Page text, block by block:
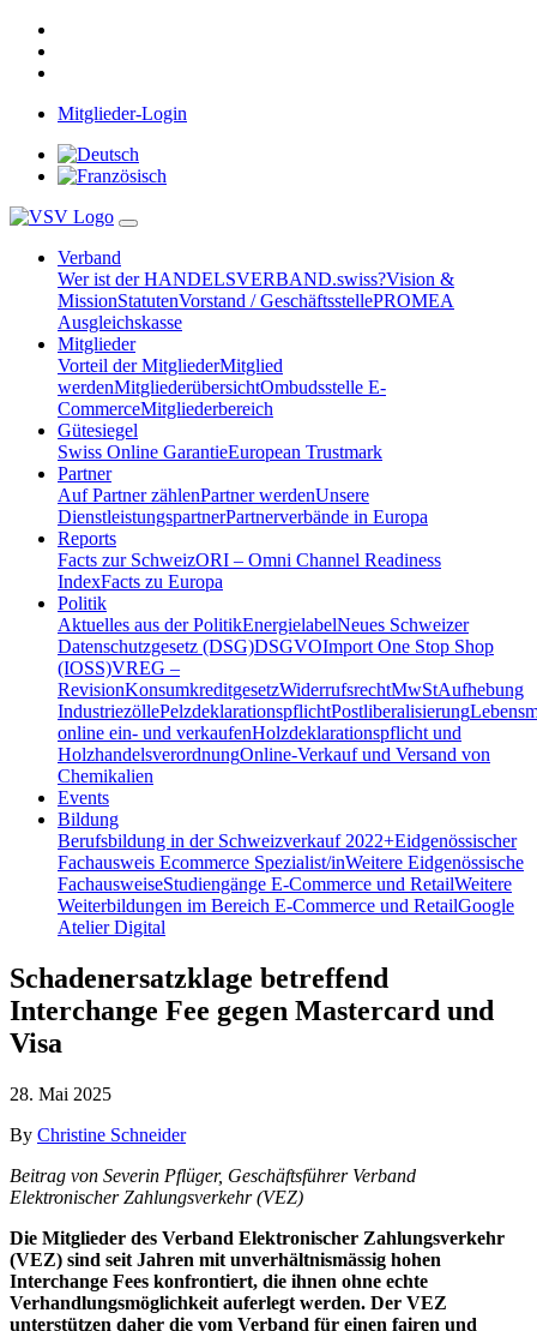
Mitglieder-Login
Verband
Wer ist der HANDELSVERBAND.swiss?Vision &
MissionStatutenVorstand / GeschäftsstellePROMEA
Ausgleichskasse
Mitglieder
Vorteil der MitgliederMitglied
werdenMitgliederübersichtOmbudsstelle E-
CommerceMitgliederbereich
Gütesiegel
Swiss Online GarantieEuropean Trustmark
Partner
Auf Partner zählenPartner werdenUnsere
DienstleistungspartnerPartnerverbände in Europa
Reports
Facts zur SchweizORI – Omni Channel Readiness
IndexFacts zu Europa
Politik
Aktuelles aus der PolitikEnergielabelNeues Schweizer
Datenschutzgesetz (DSG)DSGVOImport One Stop Shop
(IOSS)VREG –
RevisionKonsumkreditgesetzWiderrufsrechtMwStAufhebung
IndustriezöllePelzdeklarationspflichtPostliberalisierung
online ein- und verkaufenHolzdeklarationspflicht und
HolzhandelsverordnungOnline-Verkauf und Versand von
Chemikalien
Events
Bildung
Berufsbildung in der Schweizverkauf 2022+Eidgenössischer
Fachausweis Ecommerce Spezialist/inWeitere Eidgenössische
FachausweiseStudiengänge E-Commerce und RetailWeitere
Weiterbildungen im Bereich E-Commerce und RetailGoogle
Atelier Digital
Schadenersatzklage betreffend
Interchange Fee gegen Mastercard und
Visa
28. Mai 2025
By Christine Schneider
Beitrag von Severin Pflüger, Geschäftsführer Verband
Elektronischer Zahlungsverkehr (VEZ)
Die Mitglieder des Verband Elektronischer Zahlungsverkehr
(VEZ) sind seit Jahren mit unverhältnismässig hohen
Interchange Fees konfrontiert, die ihnen ohne echte
Verhandlungsmöglichkeit auferlegt werden. Der VEZ
unterstützen daher die vom Verband für einen fairen und